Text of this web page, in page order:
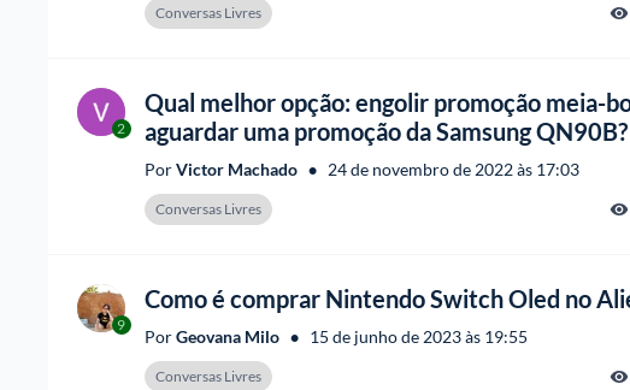
Conversas Livres
2
Qual melhor opção: engolir promoção meia-
aguardar uma promoção da Samsung QN90B?
Por Victor Machado • 24 de novembro de 2022 às 17:03
Conversas Livres
9
Como é comprar Nintendo Switch Oled no
Por Geovana Milo • 15 de junho de 2023 às 19:55
Conversas Livres